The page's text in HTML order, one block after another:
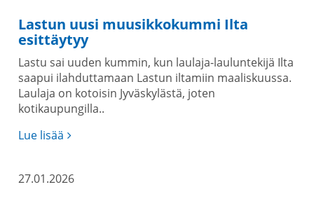
Lastun uusi muusikkokummi Ilta
esittäytyy
Lastu sai uuden kummin, kun laulaja-lauluntekijä Ilta
saapui ilahduttamaan Lastun iltamiin maaliskuussa.
Laulaja on kotoisin Jyväskylästä, joten
kotikaupungilla..
Lue lisää
27.01.2026